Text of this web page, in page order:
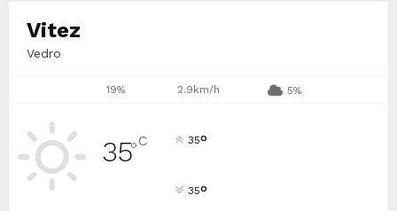
Vitez
Vedro
19% 2.9km/h 5%
35°C 35°
35°